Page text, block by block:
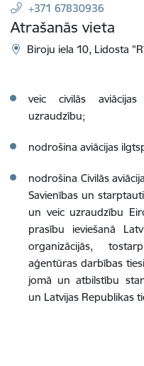
+371 67830936
Atrašanās vieta
Biroju iela 10, Lidosta
veic civilās
uzraudzību;
nodrošina aviācijas
nodrošina Civilās
Savienības un
un veic uzraudzību
prasību ieviešanā
organizācijās,
aģentūras darbības
jomā un atbilstību
un Latvijas Republikas